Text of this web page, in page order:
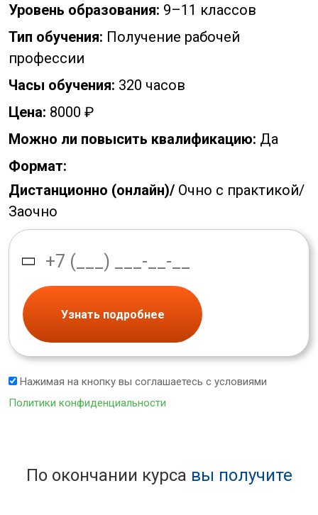
Уровень образования: 9–11 классов
Тип обучения: Получение рабочей
профессии
Часы обучения: 320 часов
Цена: 8000 ₽
Можно ли повысить квалификацию: Да
Формат:
Дистанционно (онлайн)/ Очно с практикой/
Заочно
Узнать подробнее
Нажимая на кнопку вы соглашаетесь с условиями
Политики конфиденциальности
По окончании курса вы получите